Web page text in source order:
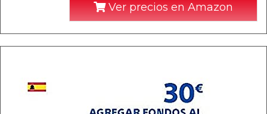
Ver precios en Amazon